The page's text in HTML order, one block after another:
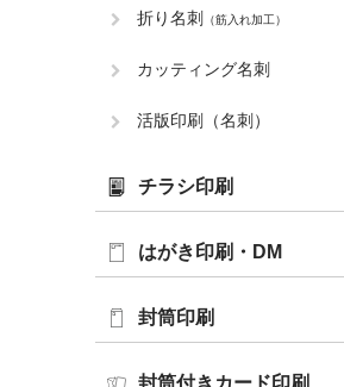
折り名刺 （筋入れ加工）
カッティング名刺
活版印刷（名刺）
チラシ印刷
はがき印刷・DM
封筒印刷
封筒付きカード印刷